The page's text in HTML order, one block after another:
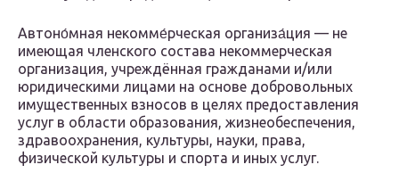
Автоно́мная некомме́рческая организа́ция — не
имеющая членского состава некоммерческая
организация, учреждённая гражданами и/или
юридическими лицами на основе добровольных
имущественных взносов в целях предоставления
услуг в области образования, жизнеобеспечения,
здравоохранения, культуры, науки, права,
физической культуры и спорта и иных услуг.